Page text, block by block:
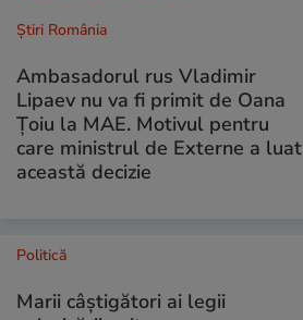
Știri România
Ambasadorul rus Vladimir
Lipaev nu va fi primit de Oana
Țoiu la MAE. Motivul pentru
care ministrul de Externe a luat
această decizie
Politică
Marii câștigători ai legii